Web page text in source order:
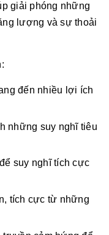
giải phóng những
lượng và sự thoải
đến nhiều lợi ích
những suy nghĩ tiêu
suy nghĩ tích cực
tích cực từ những